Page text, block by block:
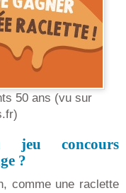
50 ans (vu sur
jeu concours
?
comme une raclette